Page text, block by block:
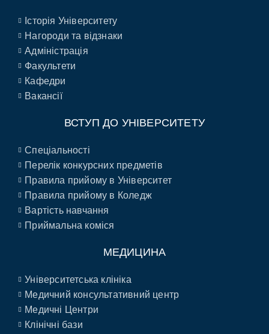
Історія Університету
Нагороди та відзнаки
Адміністрація
Факультети
Кафедри
Вакансії
ВСТУП ДО УНІВЕРСИТЕТУ
Спеціальності
Перелік конкурсних предметів
Правила прийому в Університет
Правила прийому в Коледж
Вартість навчання
Приймальна коміся
МЕДИЦИНА
Університетська клініка
Медичний консультативний центр
Медичні Центри
Клінічні бази